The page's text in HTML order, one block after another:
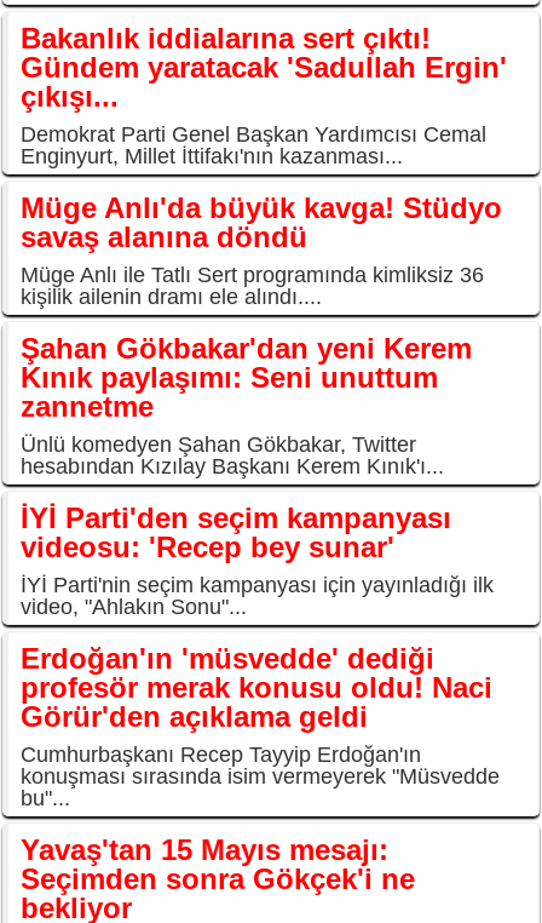
Bakanlık iddialarına sert çıktı!
Gündem yaratacak 'Sadullah Ergin'
çıkışı...
Demokrat Parti Genel Başkan Yardımcısı Cemal
Enginyurt, Millet İttifakı'nın kazanması...
Müge Anlı'da büyük kavga! Stüdyo
savaş alanına döndü
Müge Anlı ile Tatlı Sert programında kimliksiz 36
kişilik ailenin dramı ele alındı....
Şahan Gökbakar'dan yeni Kerem
Kınık paylaşımı: Seni unuttum
zannetme
Ünlü komedyen Şahan Gökbakar, Twitter
hesabından Kızılay Başkanı Kerem Kınık'ı...
İYİ Parti'den seçim kampanyası
videosu: 'Recep bey sunar'
İYİ Parti'nin seçim kampanyası için yayınladığı ilk
video, "Ahlakın Sonu"...
Erdoğan'ın 'müsvedde' dediği
profesör merak konusu oldu! Naci
Görür'den açıklama geldi
Cumhurbaşkanı Recep Tayyip Erdoğan'ın
konuşması sırasında isim vermeyerek "Müsvedde
bu"...
Yavaş'tan 15 Mayıs mesajı:
Seçimden sonra Gökçek'i ne
bekliyor